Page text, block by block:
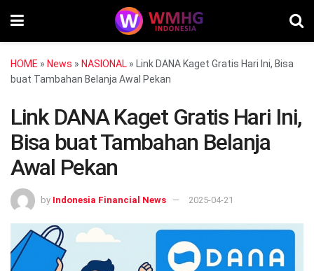
HOME » News » NASIONAL » Link DANA Kaget Gratis Hari Ini, Bisa
buat Tambahan Belanja Awal Pekan
Link DANA Kaget Gratis Hari Ini,
Bisa buat Tambahan Belanja
Awal Pekan
by Indonesia Financial News 2025-04-21